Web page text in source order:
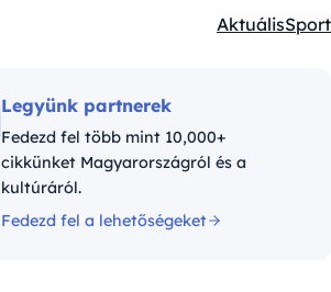
Kategóriák:
AktuálisSport
Legyünk partnerek
Fedezd fel több mint 10,000+
cikkünket Magyarországról és a
kultúráról.
Fedezd fel a lehetőségeket